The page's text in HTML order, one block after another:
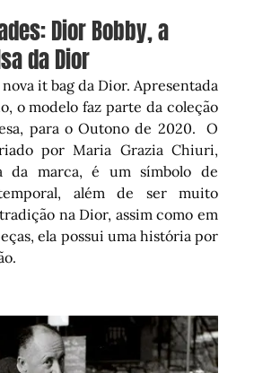
Dior Bobby, a
da Dior
nova it bag da Dior. Apresentada
o modelo faz parte da coleção
para o Outono de 2020. O
por Maria Grazia Chiuri,
da marca, é um símbolo de
além de ser muito
na Dior, assim como em
ela possui uma história por